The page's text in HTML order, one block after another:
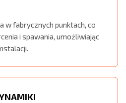
w fabrycznych punktach, co
i spawania, umożliwiając